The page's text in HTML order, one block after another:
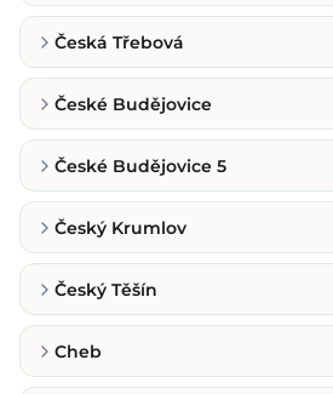
Česká Třebová
České Budějovice
České Budějovice 5
Český Krumlov
Český Těšín
Cheb